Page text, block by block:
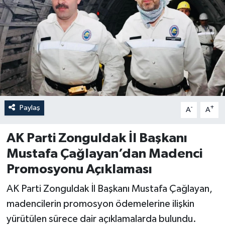
Paylaş A- A+
AK Parti Zonguldak İl Başkanı
Mustafa Çağlayan’dan Madenci
Promosyonu Açıklaması
AK Parti Zonguldak İl Başkanı Mustafa Çağlayan,
madencilerin promosyon ödemelerine ilişkin
yürütülen sürece dair açıklamalarda bulundu.
Devrek
Özel
Mesaj
Dergim
Haber Arşivi